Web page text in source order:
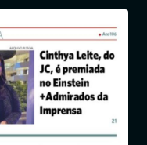
Início
Revistas